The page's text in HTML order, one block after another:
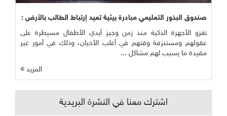
صندوق البذور التعليمي مبادرة بيئية تعيد إرتباط الطالب بالأرض :
تغزو الأجهزة الذكية منذ زمن وجيز أيدي الأطفال مسيطرة على
عقولهم ومستنزفة وقتهم في أغلب الأحيان، وذلك في أمور غير
مفيدة ما يسبب لهم مشاكل ...
المزيد
اشترك معنا في النشرة البريدية